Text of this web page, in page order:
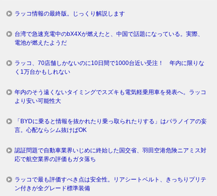
ラッコ情報の最終版。じっくり解説します
台湾で急速充電中のbX4Xが燃えたと、中国で話題になっている。実際、
電池が燃えたようだ
ラッコ、70店舗しかないのに10日間で1000台近い受注！ 年内に限りな
く1万台かもしれない
年内のそう遠くないタイミングでスズキも電気軽乗用車を発表へ。ラッコ
より安い可能性大
「BYDに乗ると情報を抜かれたり乗っ取られたりする」はパラノイアの妄
言。心配ならシム抜けばOK
認証問題で自動車業界いじめに終始した国交省、羽田空港危険ニアミス対
応で航空業界の評価もガタ落ち
ラッコで最も評価すべき点は安全性。リアシートベルト、きっちりプリテ
ン付きが全グレード標準装備